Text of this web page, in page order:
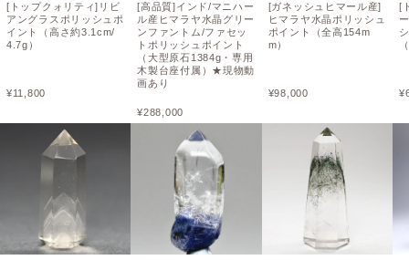
[トップクォリティ]リビ
アングラスポリッシュポ
イント（高さ約3.1cm/
4.7g）
¥11,800
[高品質]インド/マニハー
ル産ヒマラヤ水晶グリー
ンファントム/ファセッ
トポリッシュポイント
（大型原石1384g・専用
木製台座付属）★現物動
画あり
¥288,000
[ガネッシュヒマール産]
ヒマラヤ水晶ポリッシュ
ポイント（全高154m
m）
¥98,000
[
¥